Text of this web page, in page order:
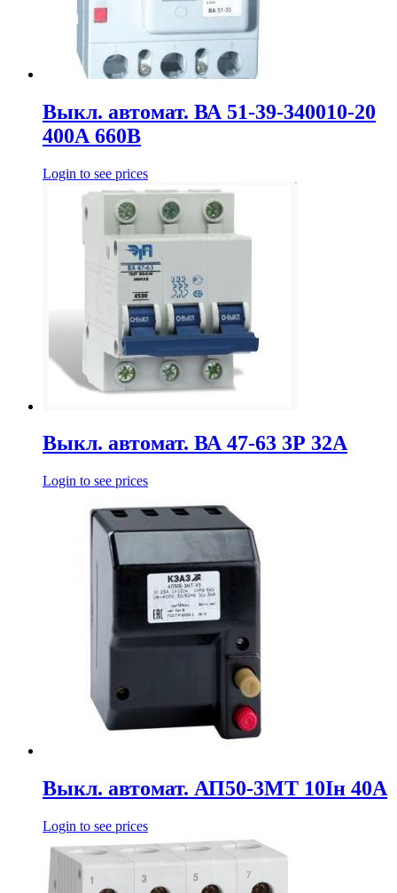
Выкл. автомат. ВА 51-39-340010-20
400А 660В
Login to see prices
Выкл. автомат. ВА 47-63 3Р 32А
Login to see prices
Выкл. автомат. АП50-3МТ 10Iн 40А
Login to see prices